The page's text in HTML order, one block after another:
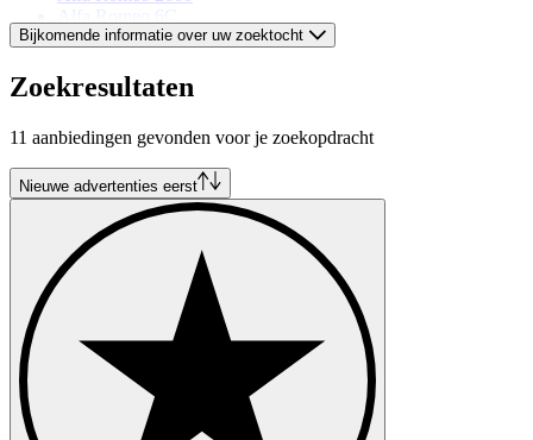
Alfa Romeo 75
Alfa Romeo Giulia
Alfa Romeo Giulietta
Alfa Romeo Montreal
Alfa Romeo Spider
Alfa Romeo SZ-RZ
Bijkomende informatie over uw zoektocht
Zoekresultaten
11 aanbiedingen gevonden voor je zoekopdracht
Nieuwe advertenties eerst